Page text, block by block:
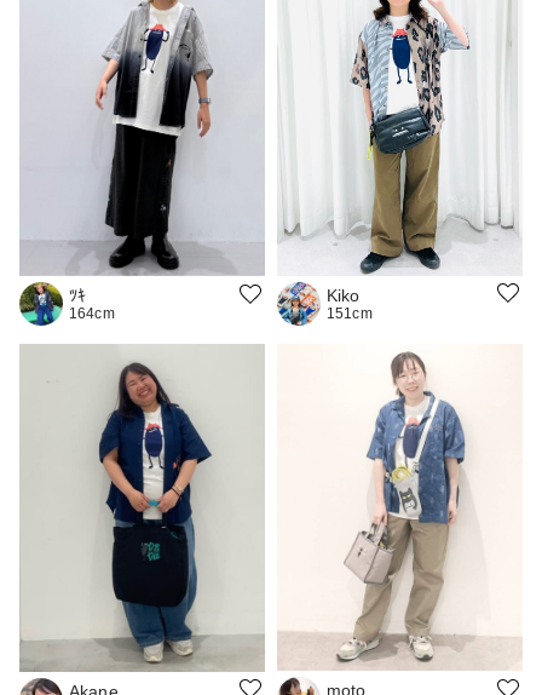
ﾂｷ
164cm
Kiko
151cm
Akane moto